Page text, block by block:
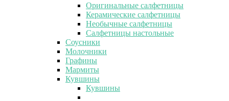
Оригинальные салфетницы
Керамические салфетницы
Необычные салфетницы
Салфетницы настольные
Соусники
Молочники
Графины
Мармиты
Кувшины
Кувшины